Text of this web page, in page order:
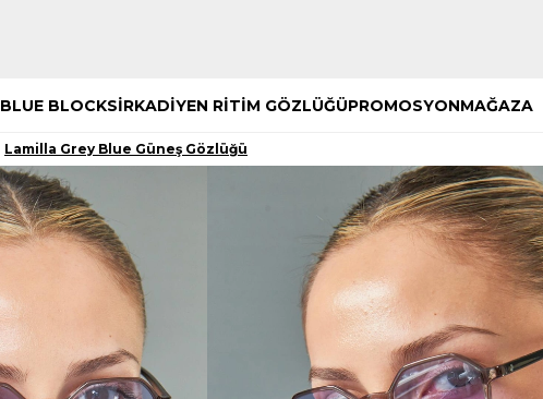
BLUE BLOCKSİRKADİYEN RİTİM GÖZLÜĞÜPROMOSYONMAĞAZA
Lamilla Grey Blue Güneş Gözlüğü